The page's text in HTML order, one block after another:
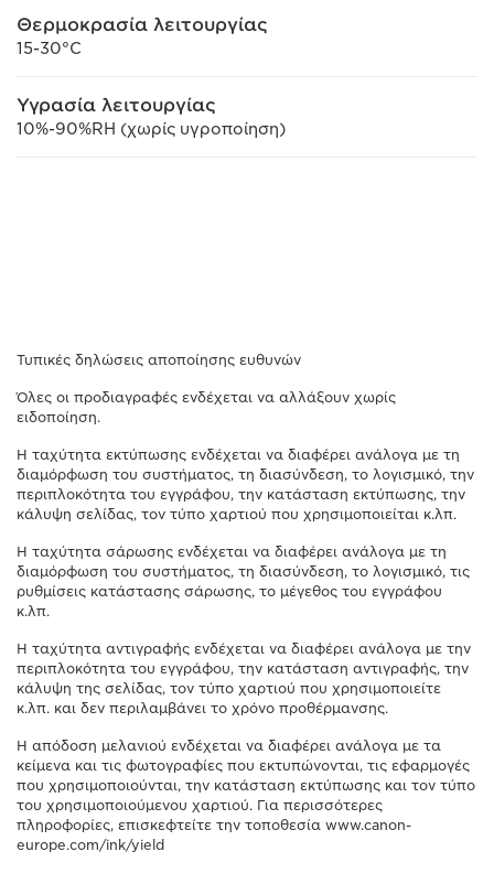
Θερμοκρασία λειτουργίας
15-30°C
Υγρασία λειτουργίας
10%-90%RH (χωρίς υγροποίηση)
Τυπικές δηλώσεις αποποίησης ευθυνών
Όλες οι προδιαγραφές ενδέχεται να αλλάξουν χωρίς
ειδοποίηση.
Η ταχύτητα εκτύπωσης ενδέχεται να διαφέρει ανάλογα με τη
διαμόρφωση του συστήματος, τη διασύνδεση, το λογισμικό, την
περιπλοκότητα του εγγράφου, την κατάσταση εκτύπωσης, την
κάλυψη σελίδας, τον τύπο χαρτιού που χρησιμοποιείται κ.λπ.
Η ταχύτητα σάρωσης ενδέχεται να διαφέρει ανάλογα με τη
διαμόρφωση του συστήματος, τη διασύνδεση, το λογισμικό, τις
ρυθμίσεις κατάστασης σάρωσης, το μέγεθος του εγγράφου
κ.λπ.
Η ταχύτητα αντιγραφής ενδέχεται να διαφέρει ανάλογα με την
περιπλοκότητα του εγγράφου, την κατάσταση αντιγραφής, την
κάλυψη της σελίδας, τον τύπο χαρτιού που χρησιμοποιείτε
κ.λπ. και δεν περιλαμβάνει το χρόνο προθέρμανσης.
Η απόδοση μελανιού ενδέχεται να διαφέρει ανάλογα με τα
κείμενα και τις φωτογραφίες που εκτυπώνονται, τις εφαρμογές
που χρησιμοποιούνται, την κατάσταση εκτύπωσης και τον τύπο
του χρησιμοποιούμενου χαρτιού. Για περισσότερες
πληροφορίες, επισκεφτείτε την τοποθεσία www.canon-
europe.com/ink/yield